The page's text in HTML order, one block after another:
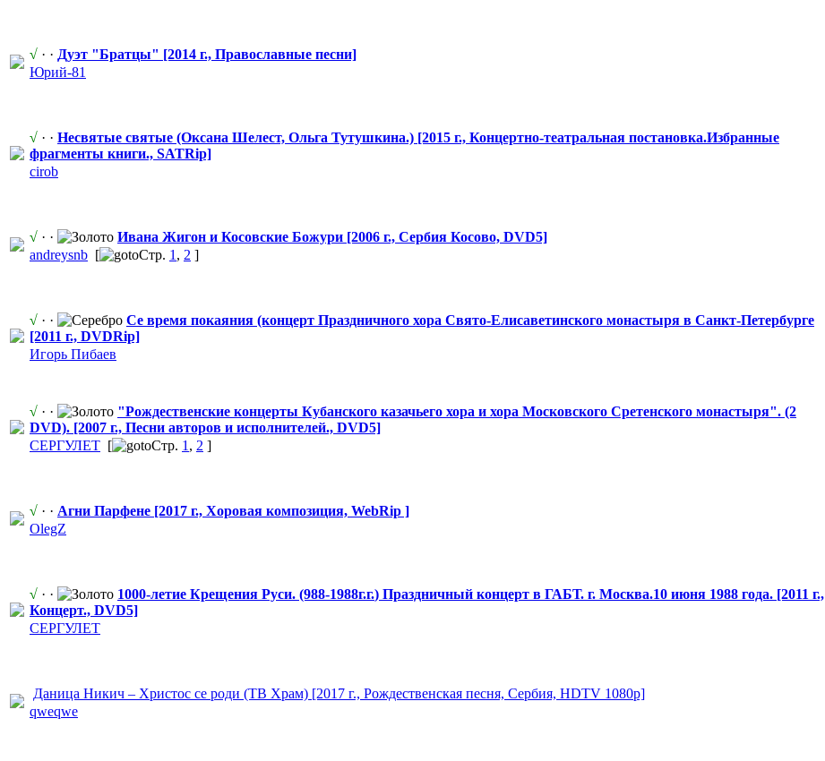
√ · · Дуэт "Братцы" [2014 г., Православные ​ песни]
Юрий-81
√ · · Несвятые святые (Оксана Шелест, Ольга Тутушкина.) [2015 г., Концертно-те​атральная постановка.И​збранные
фрагменты книги., SATRip]
cirob
√ · ·
Ивана Жигон и Косовские Божури [2006 г., Сербия Косово, DVD5]
andreysnb [ Стр. 1 , 2 ]
√ · · Се время покаяния (концерт Праздничного ​ хора Свято-Елисав​етинского монастыря в Санкт-Петерб​урге
[2011 г., DVDRip]
Игорь Пибаев
√ · · "Рождест​венские концерты Кубанского казачьего хора и хора Московского Сретенского монастыря". (2
DVD). [2007 г., Песни авторов и исполнителей​., DVD5]
СЕРГУЛЕТ [ Стр. 1 , 2 ]
√ · · Агни Парфене [2017 г., Хоровая композиция, WebRip ]
OlegZ
√ · · 1000-летие Крещения Руси. (988-1988г.г.​) Праздничный концерт в ГАБТ. г. Москва.10 июня 1988 года. [2011 г.,
Концерт., DVD5]
СЕРГУЛЕТ
Даница Никич – Христос се роди (ТВ Храм) [2017 г., Рождественск​ая песня, Сербия, HDTV 1080p]
qweqwe